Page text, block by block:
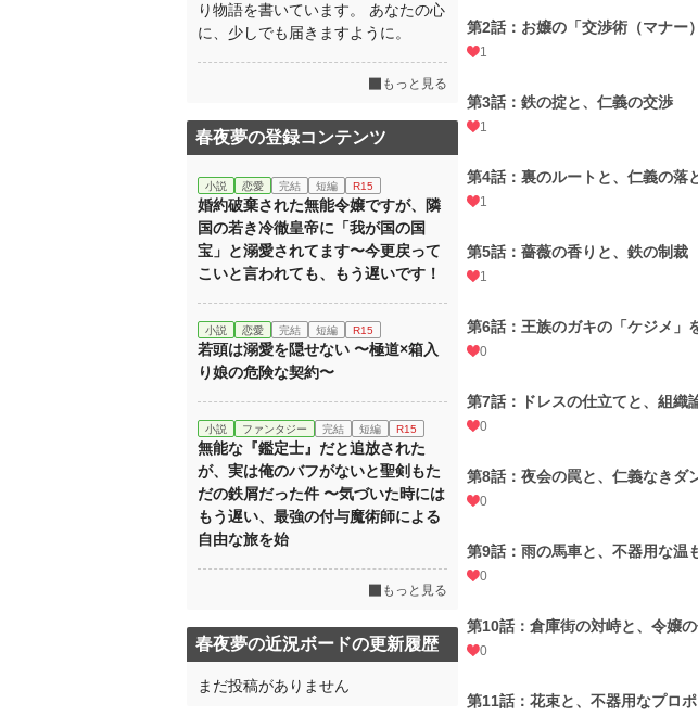
第2話：お嬢の「交渉術（マナー
1
第3話：鉄の掟と、仁義の交渉
1
第4話：裏のルートと、仁義の落
1
第5話：薔薇の香りと、鉄の制裁
1
第6話：王族のガキの「ケジメ」
0
第7話：ドレスの仕立てと、組織
0
第8話：夜会の罠と、仁義なきダ
0
第9話：雨の馬車と、不器用な温
0
第10話：倉庫街の対峙と、令嬢
0
第11話：花束と、不器用なプロ
り物語を書いています。 あなたの心
に、少しでも届きますように。
もっと見る
春夜夢の登録コンテンツ
小説 恋愛 完結 短編 R15
婚約破棄された無能令嬢ですが、隣
国の若き冷徹皇帝に「我が国の国
宝」と溺愛されてます〜今更戻って
こいと言われても、もう遅いです！
小説 恋愛 完結 短編 R15
若頭は溺愛を隠せない 〜極道×箱入
り娘の危険な契約〜
小説 ファンタジー 完結 短編 R15
無能な『鑑定士』だと追放された
が、実は俺のバフがないと聖剣もた
だの鉄屑だった件 〜気づいた時には
もう遅い、最強の付与魔術師による
自由な旅を始
もっと見る
春夜夢の近況ボードの更新履歴
まだ投稿がありません